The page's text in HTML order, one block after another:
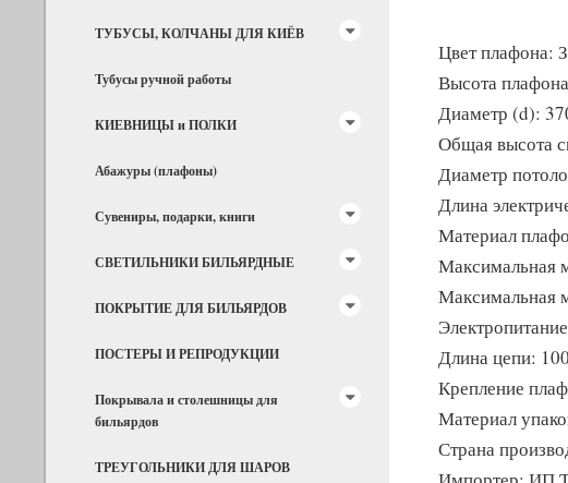
ТУБУСЫ, КОЛЧАНЫ ДЛЯ КИЁВ
Тубусы ручной работы
КИЕВНИЦЫ и ПОЛКИ
Абажуры (плафоны)
Сувениры, подарки, книги
СВЕТИЛЬНИКИ БИЛЬЯРДНЫЕ
ПОКРЫТИЕ ДЛЯ БИЛЬЯРДОВ
ПОСТЕРЫ И РЕПРОДУКЦИИ
Покрывала и столешницы для
бильярдов
ТРЕУГОЛЬНИКИ ДЛЯ ШАРОВ
Цвет плафона:
Высота
Диаметр (d):
Общая высота
Диаметр
Длина
Материал
Максимальная
Максимальная
Длина цепи:
Крепление
Материал
Страна